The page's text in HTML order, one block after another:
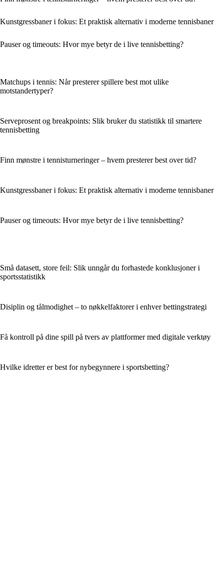
Kunstgressbaner i fokus: Et praktisk alternativ i moderne tennisbaner
Pauser og timeouts: Hvor mye betyr de i live tennisbetting?
Matchups i tennis: Når presterer spillere best mot ulike
motstandertyper?
Serveprosent og breakpoints: Slik bruker du statistikk til smartere
tennisbetting
Finn mønstre i tennisturneringer – hvem presterer best over tid?
Kunstgressbaner i fokus: Et praktisk alternativ i moderne tennisbaner
Pauser og timeouts: Hvor mye betyr de i live tennisbetting?
Små datasett, store feil: Slik unngår du forhastede konklusjoner i
sportsstatistikk
Disiplin og tålmodighet – to nøkkelfaktorer i enhver bettingstrategi
Få kontroll på dine spill på tvers av plattformer med digitale verktøy
Hvilke idretter er best for nybegynnere i sportsbetting?